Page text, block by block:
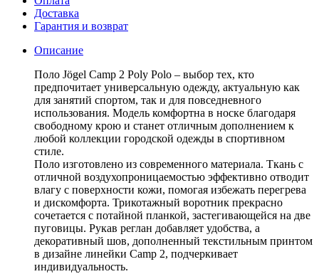
Доставка
Гарантия и возврат
Описание
Поло Jögel Camp 2 Poly Polo – выбор тех, кто
предпочитает универсальную одежду, актуальную как
для занятий спортом, так и для повседневного
использования. Модель комфортна в носке благодаря
свободному крою и станет отличным дополнением к
любой коллекции городской одежды в спортивном
стиле.
Поло изготовлено из современного материала. Ткань с
отличной воздухопроницаемостью эффективно отводит
влагу с поверхности кожи, помогая избежать перегрева
и дискомфорта. Трикотажный воротник прекрасно
сочетается с потайной планкой, застегивающейся на две
пуговицы. Рукав реглан добавляет удобства, а
декоративный шов, дополненный текстильным принтом
в дизайне линейки Camp 2, подчеркивает
индивидуальность.